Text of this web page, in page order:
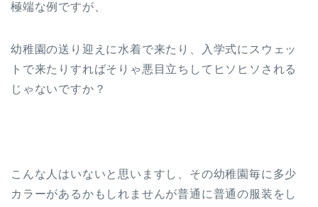
極端な例ですが、
幼稚園の送り迎えに水着で来たり、入学式にスウェッ
トで来たりすればそりゃ悪目立ちしてヒソヒソされる
じゃないですか？
こんな人はいないと思いますし、その幼稚園毎に多少
カラーがあるかもしれませんが普通に普通の服装をし